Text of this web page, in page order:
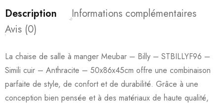
Description
Informations complémentaires
Avis (0)
La chaise de salle à manger Meubar – Billy – STBILLYF96 –
Simili cuir – Anthracite – 50x86x45cm offre une combinaison
parfaite de style, de confort et de durabilité. Grâce à une
conception bien pensée et à des matériaux de haute qualité,